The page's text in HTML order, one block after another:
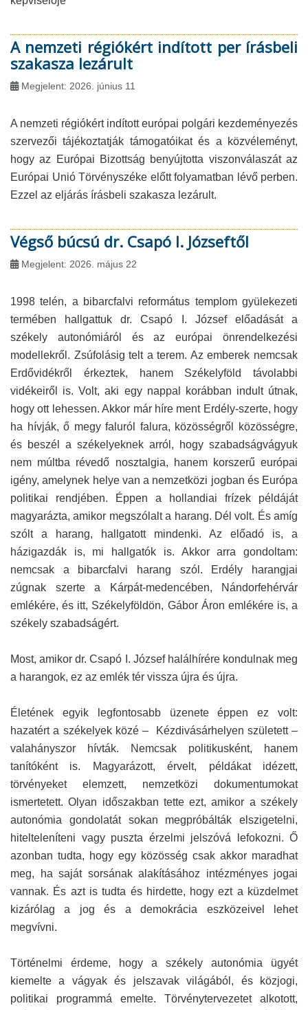
A nemzeti régiókért indított per írásbeli
szakasza lezárult
Megjelent: 2026. június 11
A nemzeti régiókért indított európai polgári kezdeményezés
szervezői tájékoztatják támogatóikat és a közvéleményt,
hogy az Európai Bizottság benyújtotta viszonválaszát az
Európai Unió Törvényszéke előtt folyamatban lévő perben.
Ezzel az eljárás írásbeli szakasza lezárult.
Végső búcsú dr. Csapó I. Józseftől
Megjelent: 2026. május 22
1998 telén, a bibarcfalvi református templom gyülekezeti
termében hallgattuk dr. Csapó I. József előadását a
székely autonómiáról és az európai önrendelkezési
modellekről. Zsúfolásig telt a terem. Az emberek nemcsak
Erdővidékről érkeztek, hanem Székelyföld távolabbi
vidékeiről is. Volt, aki egy nappal korábban indult útnak,
hogy ott lehessen. Akkor már híre ment Erdély-szerte, hogy
ha hívják, ő megy faluról falura, közösségről közösségre,
és beszél a székelyeknek arról, hogy szabadságvágyuk
nem múltba révedő nosztalgia, hanem korszerű európai
igény, amelynek helye van a nemzetközi jogban és Európa
politikai rendjében. Éppen a hollandiai frízek példáját
magyarázta, amikor megszólalt a harang. Dél volt. És amíg
szólt a harang, hallgatott mindenki. Az előadó is, a
házigazdák is, mi hallgatók is. Akkor arra gondoltam:
nemcsak a bibarcfalvi harang szól. Erdély harangjai
zúgnak szerte a Kárpát-medencében, Nándorfehérvár
emlékére, és itt, Székelyföldön, Gábor Áron emlékére is, a
székely szabadságért.
Most, amikor dr. Csapó I. József halálhírére kondulnak meg
a harangok, ez az emlék tér vissza újra és újra.
Életének egyik legfontosabb üzenete éppen ez volt:
hazatért a székelyek közé – Kézdivásárhelyen született –
valahányszor hívták. Nemcsak politikusként, hanem
tanítóként is. Magyarázott, érvelt, példákat idézett,
törvényeket elemzett, nemzetközi dokumentumokat
ismertetett. Olyan időszakban tette ezt, amikor a székely
autonómia gondolatát sokan megpróbálták elszigetelni,
hitelteleníteni vagy puszta érzelmi jelszóvá lefokozni. Ő
azonban tudta, hogy egy közösség csak akkor maradhat
meg, ha saját sorsának alakításához intézményes jogai
vannak. És azt is tudta és hirdette, hogy ezt a küzdelmet
kizárólag a jog és a demokrácia eszközeivel lehet
megvívni.
Történelmi érdeme, hogy a székely autonómia ügyét
kiemelte a vágyak és jelszavak világából, és közjogi,
politikai programmá emelte. Törvénytervezetet alkotott,